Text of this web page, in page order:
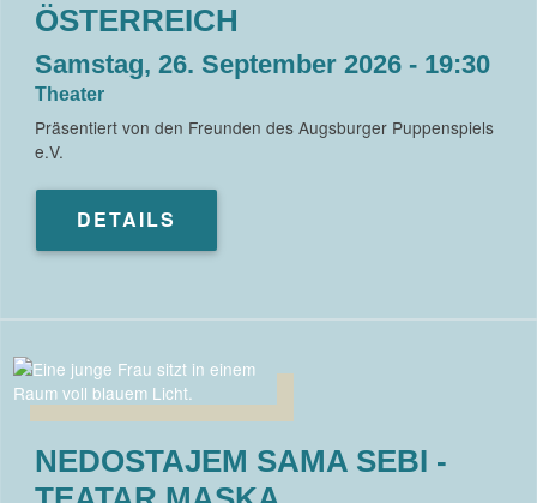
ÖSTERREICH
Samstag, 26. September 2026 - 19:30
Theater
Präsentiert von den Freunden des Augsburger Puppenspiels
e.V.
DETAILS
NEDOSTAJEM SAMA SEBI -